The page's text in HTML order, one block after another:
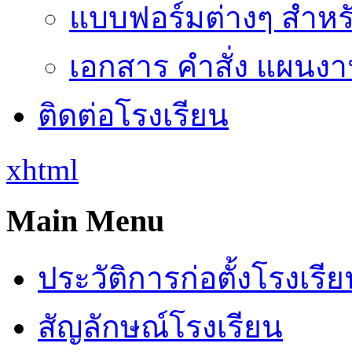
แบบฟอร์มต่างๆ สำห
เอกสาร คำสั่ง แผนง
ติดต่อโรงเรียน
xhtml
Main Menu
ประวัติการก่อตั้งโรงเรี
สัญลักษณ์โรงเรียน